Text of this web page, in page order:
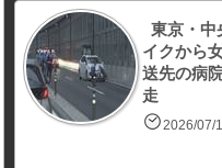
東京・中
イクから
送先の病
走
2026/07/